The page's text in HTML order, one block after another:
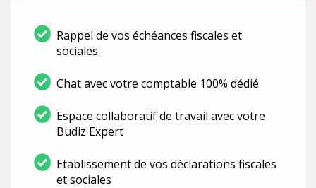
Rappel de vos échéances fiscales et
sociales
Chat avec votre comptable 100% dédié
Espace collaboratif de travail avec votre
Budiz Expert
Etablissement de vos déclarations fiscales
et sociales